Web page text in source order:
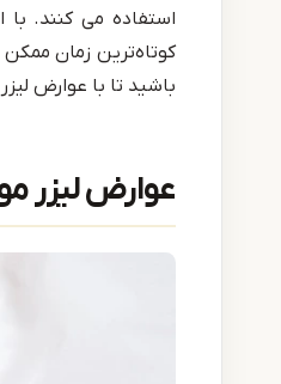
استفاده می کنند.
کوتاه‌ترین زمان ممکن
باشید تا با عوارض
عوارض لیزر